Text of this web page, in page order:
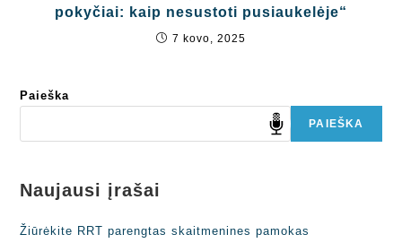
pokyčiai: kaip nesustoti pusiaukelėje“
7 kovo, 2025
Paieška
PAIEŠKA
Naujausi įrašai
Žiūrėkite RRT parengtas skaitmenines pamokas